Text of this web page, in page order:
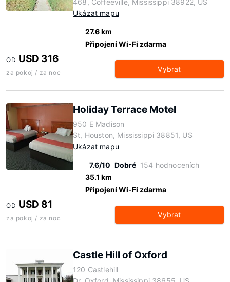
468, Coffeeville, Mississippi 38922, US
Ukázat mapu
27.6 km
Připojení Wi-Fi zdarma
OD USD 316
za pokoj / za noc Vybrat
Holiday Terrace Motel
950 E Madison
St, Houston, Mississippi 38851, US
Ukázat mapu
7.6/10 Dobré 154 hodnoceních
35.1 km
Připojení Wi-Fi zdarma
OD USD 81
za pokoj / za noc Vybrat
Castle Hill of Oxford
120 Castlehill